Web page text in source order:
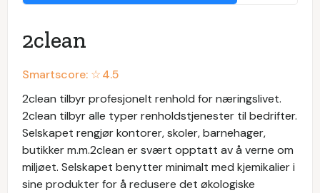
2clean
Smartscore: ☆4.5
2clean tilbyr profesjonelt renhold for næringslivet.
2clean tilbyr alle typer renholdstjenester til bedrifter.
Selskapet rengjør kontorer, skoler, barnehager,
butikker m.m.2clean er svært opptatt av å verne om
miljøet. Selskapet benytter minimalt med kjemikalier i
sine produkter for å redusere det økologiske